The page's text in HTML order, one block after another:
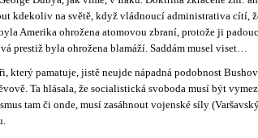
kdekoliv na světě, když vládnoucí administrativa cítí,
Amerika ohrožena atomovou zbraní, protože ji
prestiž byla ohrožena blamáží. Saddám musel viset…
který pamatuje, jistě neujde nápadná podobnost
Ta hlásala, že socialistická svoboda musí být
tam či onde, musí zasáhnout vojenské síly